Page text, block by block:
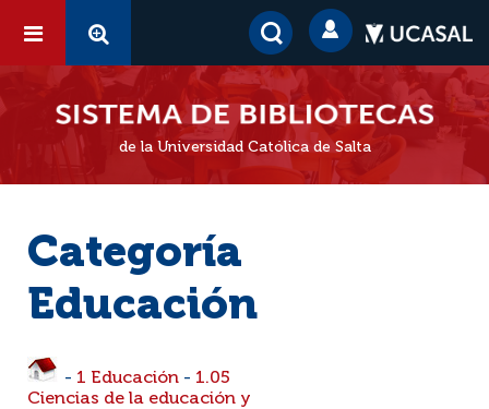
de la Universidad Católica de Salta
Categoría
Educación
- 1 Educación - 1.05
Ciencias de la educación y